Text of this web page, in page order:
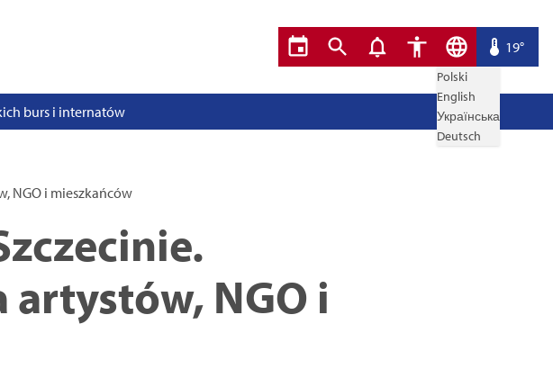
Polski
English
Українська
Deutsch
19°
NGO i mieszkańców
NGO i